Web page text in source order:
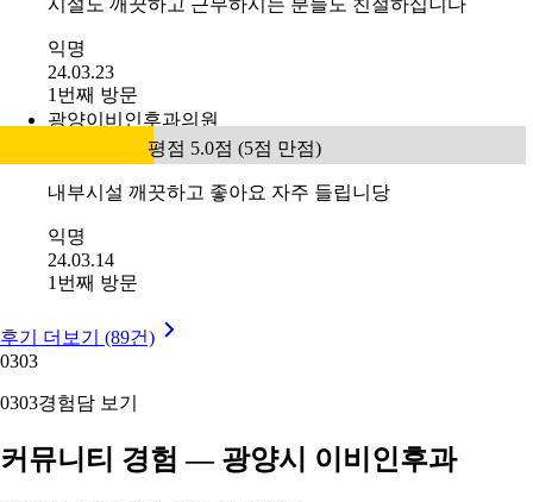
시설도 깨끗하고 근무하시는 분들도 친절하십니다
익명
24.03.23
1번째 방문
광양이비인후과의원
평점 5.0점 (5점 만점)
내부시설 깨끗하고 좋아요 자주 들립니당
익명
24.03.14
1번째 방문
후기 더보기 (89건)
0303
0303경험담 보기
커뮤니티 경험 — 광양시 이비인후과